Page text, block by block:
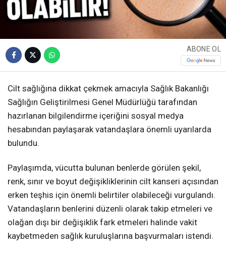
ABONE OL
Cilt sağlığına dikkat çekmek amacıyla Sağlık Bakanlığı
Sağlığın Geliştirilmesi Genel Müdürlüğü tarafından
hazırlanan bilgilendirme içeriğini sosyal medya
hesabından paylaşarak vatandaşlara önemli uyarılarda
bulundu.
Paylaşımda, vücutta bulunan benlerde görülen şekil,
renk, sınır ve boyut değişikliklerinin cilt kanseri açısından
erken teşhis için önemli belirtiler olabileceği vurgulandı.
Vatandaşların benlerini düzenli olarak takip etmeleri ve
olağan dışı bir değişiklik fark etmeleri halinde vakit
kaybetmeden sağlık kuruluşlarına başvurmaları istendi.